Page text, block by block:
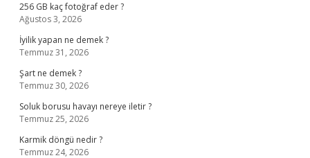
256 GB kaç fotoğraf eder ?
Ağustos 3, 2026
İyilik yapan ne demek ?
Temmuz 31, 2026
Şart ne demek ?
Temmuz 30, 2026
Soluk borusu havayı nereye iletir ?
Temmuz 25, 2026
Karmik döngü nedir ?
Temmuz 24, 2026